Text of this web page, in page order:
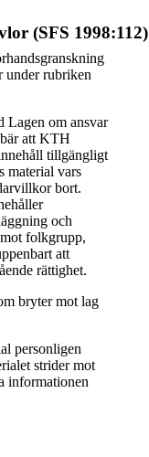
(SFS 1998:112)
under rubriken
Lagen om ansvar
att KTH
tillgängligt
material vars
bort.
och
folkgrupp,
att
rättighet.
bryter mot lag
personligen
strider mot
informationen